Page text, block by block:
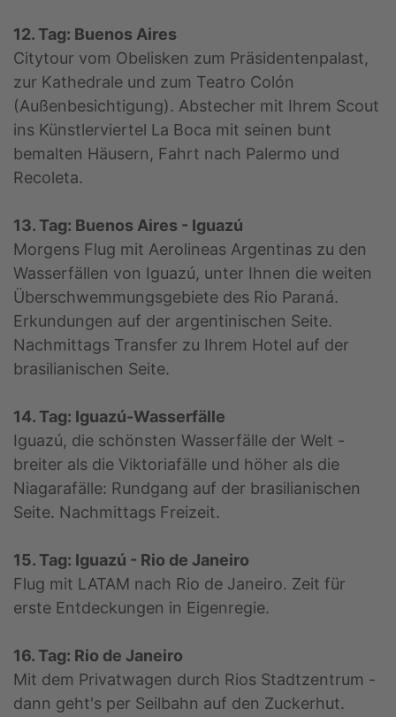
12. Tag: Buenos Aires
Citytour vom Obelisken zum Präsidentenpalast,
zur Kathedrale und zum Teatro Colón
(Außenbesichtigung). Abstecher mit Ihrem Scout
ins Künstlerviertel La Boca mit seinen bunt
bemalten Häusern, Fahrt nach Palermo und
Recoleta.
13. Tag: Buenos Aires - Iguazú
Morgens Flug mit Aerolineas Argentinas zu den
Wasserfällen von Iguazú, unter Ihnen die weiten
Überschwemmungsgebiete des Rio Paraná.
Erkundungen auf der argentinischen Seite.
Nachmittags Transfer zu Ihrem Hotel auf der
brasilianischen Seite.
14. Tag: Iguazú-Wasserfälle
Iguazú, die schönsten Wasserfälle der Welt -
breiter als die Viktoriafälle und höher als die
Niagarafälle: Rundgang auf der brasilianischen
Seite. Nachmittags Freizeit.
15. Tag: Iguazú - Rio de Janeiro
Flug mit LATAM nach Rio de Janeiro. Zeit für
erste Entdeckungen in Eigenregie.
16. Tag: Rio de Janeiro
Mit dem Privatwagen durch Rios Stadtzentrum -
dann geht's per Seilbahn auf den Zuckerhut.